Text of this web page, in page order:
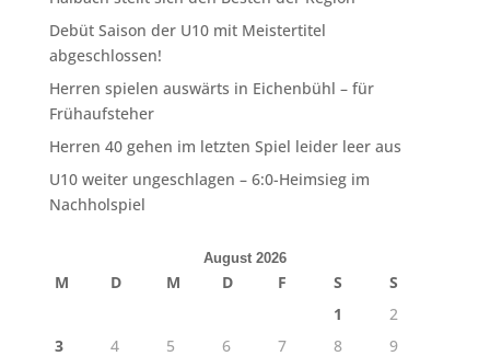
Debüt Saison der U10 mit Meistertitel
abgeschlossen!
Herren spielen auswärts in Eichenbühl – für
Frühaufsteher
Herren 40 gehen im letzten Spiel leider leer aus
U10 weiter ungeschlagen – 6:0-Heimsieg im
Nachholspiel
August 2026
M D M D F S
S
1
2
3
4 5 6 7 8
9